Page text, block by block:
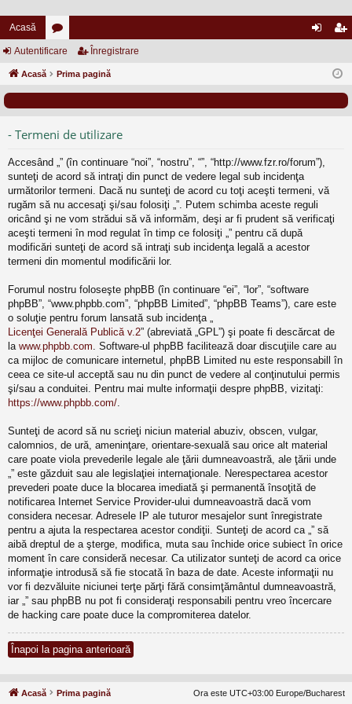
Acasă
or
u eg
Autentificare Înregistrare
Acasă Prima pagină
- Termeni de utilizare
Accesând „” (în continuare “noi”, “nostru”, “”, “http://www.fzr.ro/forum”),
sunteţi de acord să intraţi din punct de vedere legal sub incidenţa
următorilor termeni. Dacă nu sunteţi de acord cu toţi aceşti termeni, vă
rugăm să nu accesaţi şi/sau folosiţi „”. Putem schimba aceste reguli
oricând şi ne vom strădui să vă informăm, deşi ar fi prudent să verificaţi
aceşti termeni în mod regulat în timp ce folosiţi „” pentru că după
modificări sunteţi de acord să intraţi sub incidenţa legală a acestor
termeni din momentul modificării lor.
Forumul nostru foloseşte phpBB (în continuare “ei”, “lor”, “software
phpBB”, “www.phpbb.com”, “phpBB Limited”, “phpBB Teams”), care este
o soluţie pentru forum lansată sub incidenţa „
Licenţei Generală Publică v.2” (abreviată „GPL”) şi poate fi descărcat de
la www.phpbb.com . Software-ul phpBB facilitează doar discuţiile care au
ca mijloc de comunicare internetul, phpBB Limited nu este responsabill în
ceea ce site-ul acceptă sau nu din punct de vedere al conţinutului permis
şi/sau a conduitei. Pentru mai multe informaţii despre phpBB, vizitaţi:
https://www.phpbb.com/
Sunteţi de acord să nu scrieţi niciun material abuziv, obscen, vulgar,
calomnios, de ură, ameninţare, orientare-sexuală sau orice alt material
care poate viola prevederile legale ale ţării dumneavoastră, ale ţării unde
„” este găzduit sau ale legislaţiei internaţionale. Nerespectarea acestor
prevederi poate duce la blocarea imediată şi permanentă însoţită de
notificarea Internet Service Provider-ului dumneavoastră dacă vom
considera necesar. Adresele IP ale tuturor mesajelor sunt înregistrate
pentru a ajuta la respectarea acestor condiţii. Sunteţi de acord ca „” să
aibă dreptul de a şterge, modifica, muta sau închide orice subiect în orice
moment în care consideră necesar. Ca utilizator sunteţi de acord ca orice
informaţie introdusă să fie stocată în baza de date. Aceste informaţii nu
vor fi dezvăluite niciunei terţe părţi fără consimţământul dumneavoastră,
iar „” sau phpBB nu pot fi consideraţi responsabili pentru vreo încercare
de hacking care poate duce la compromiterea datelor.
Înapoi la pagina anterioară
Acasă Prima pagină Ora este UTC+03:00 Europe/Bucharest